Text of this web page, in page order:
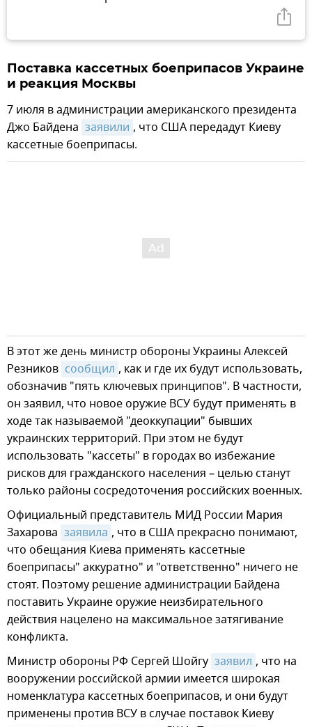
Поставка кассетных боеприпасов Украине
и реакция Москвы
7 июля в администрации американского президента
Джо Байдена заявили , что США передадут Киеву
кассетные боеприпасы.
В этот же день министр обороны Украины Алексей
Резников сообщил , как и где их будут использовать,
обозначив "пять ключевых принципов". В частности,
он заявил, что новое оружие ВСУ будут применять в
ходе так называемой "деоккупации" бывших
украинских территорий. При этом не будут
использовать "кассеты" в городах во избежание
рисков для гражданского населения – целью станут
только районы сосредоточения российских военных.
Официальный представитель МИД России Мария
Захарова заявила , что в США прекрасно понимают,
что обещания Киева применять кассетные
боеприпасы" аккуратно" и "ответственно" ничего не
стоят. Поэтому решение администрации Байдена
поставить Украине оружие неизбирательного
действия нацелено на максимальное затягивание
конфликта.
Министр обороны РФ Сергей Шойгу заявил , что на
вооружении российской армии имеется широкая
номенклатура кассетных боеприпасов, и они будут
применены против ВСУ в случае поставок Киеву